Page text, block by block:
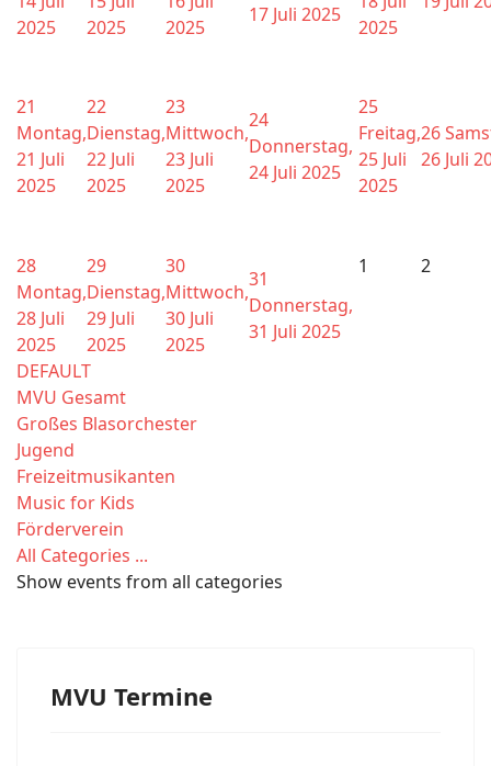
2025
2025
2025
17 Juli 2025
2025
21
Montag,
21 Juli
2025
22
Dienstag,
22 Juli
2025
23
Mittwoch,
23 Juli
2025
24
Donnerstag,
24 Juli 2025
25
Freitag,
25 Juli
2025
26
26 Juli
28
Montag,
28 Juli
2025
29
Dienstag,
29 Juli
2025
30
Mittwoch,
30 Juli
2025
31
Donnerstag,
31 Juli 2025
1 2
DEFAULT
MVU Gesamt
Großes Blasorchester
Jugend
Freizeitmusikanten
Music for Kids
Förderverein
All Categories ...
Show events from all categories
MVU Termine